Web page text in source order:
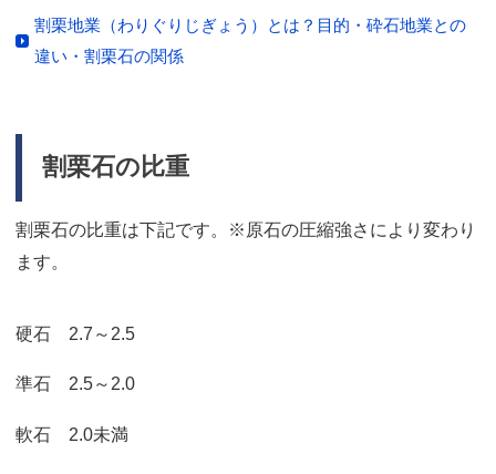
割栗地業（わりぐりじぎょう）とは？目的・砕石地業との
違い・割栗石の関係
割栗石の比重
割栗石の比重は下記です。※原石の圧縮強さにより変わり
ます。
硬石 2.7～2.5
準石 2.5～2.0
軟石 2.0未満